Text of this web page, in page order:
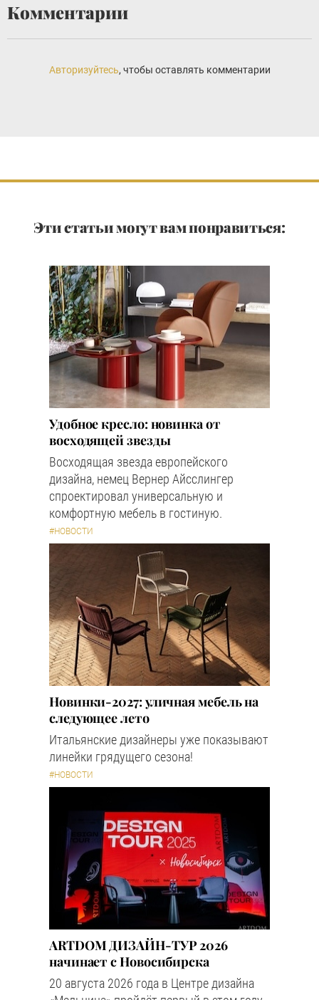
Комментарии
Авторизуйтесь, чтобы оставлять комментарии
Эти статьи могут вам понравиться:
Удобное кресло: новинка от
восходящей звезды
Восходящая звезда европейского
дизайна, немец Вернер Айсслингер
спроектировал универсальную и
комфортную мебель в гостиную.
#НОВОСТИ
Новинки-2027: уличная мебель на
следующее лето
Итальянские дизайнеры уже показывают
линейки грядущего сезона!
#НОВОСТИ
ARTDOM ДИЗАЙН-ТУР 2026
начинает с Новосибирска
20 августа 2026 года в Центре дизайна